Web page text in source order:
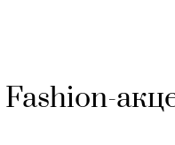
Fashion-